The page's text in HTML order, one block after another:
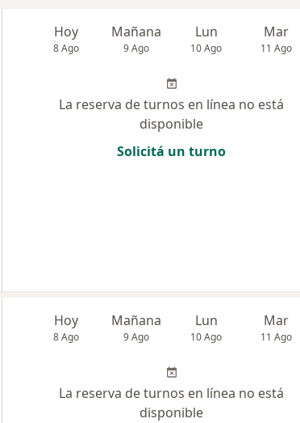
Hoy
8 Ago
Mañana
9 Ago
Lun
10 Ago
Mar
11 Ago
La reserva de turnos en línea no está
disponible
Solicitá un turno
Hoy
8 Ago
Mañana
9 Ago
Lun
10 Ago
Mar
11 Ago
La reserva de turnos en línea no está
disponible